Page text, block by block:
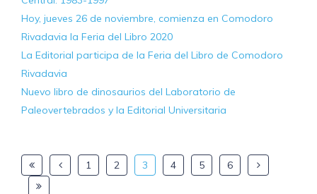
Hoy, jueves 26 de noviembre, comienza en Comodoro
Rivadavia la Feria del Libro 2020
La Editorial participa de la Feria del Libro de Comodoro
Rivadavia
Nuevo libro de dinosaurios del Laboratorio de
Paleovertebrados y la Editorial Universitaria
1 2 3 4 5 6